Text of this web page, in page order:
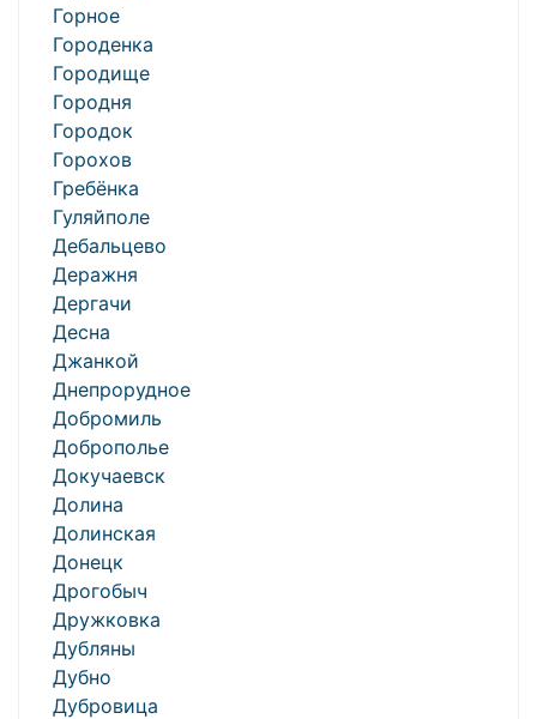
Горное
Городенка
Городище
Городня
Городок
Горохов
Гребёнка
Гуляйполе
Дебальцево
Деражня
Дергачи
Десна
Джанкой
Днепрорудное
Добромиль
Доброполье
Докучаевск
Долина
Долинская
Донецк
Дрогобыч
Дружковка
Дубляны
Дубно
Дубровица